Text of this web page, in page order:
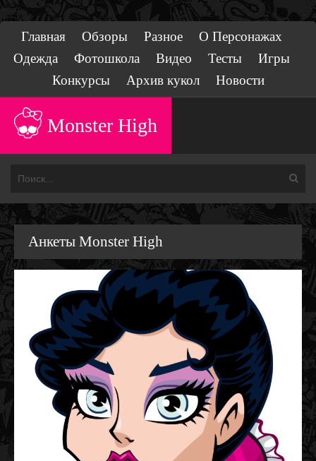
Главная Обзоры Разное
О Персонажах
Одежда
Фотошкола Видео Тесты
Игры
Конкурсы
Архив кукол Новости
Monster High
Анкеты Monster High